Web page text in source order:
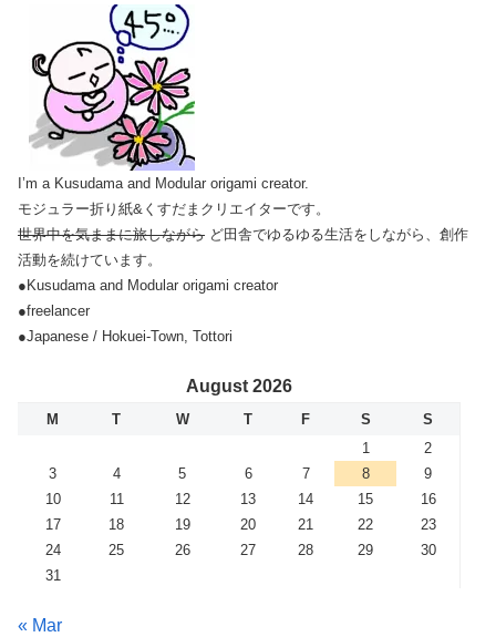
I’m a Kusudama and Modular origami creator.
モジュラー折り紙&くすだまクリエイターです。
世界中を気ままに旅しながら ど田舎でゆるゆる生活をしながら、創作
活動を続けています。
●Kusudama and Modular origami creator
●freelancer
●Japanese / Hokuei-Town, Tottori
August 2026
M T W T F S
S
1
2
3
4 5 6 7 8
9
10
11 12 13 14 15
16
17
18 19 20 21 22
23
24
25 26 27 28 29
30
31
« Mar